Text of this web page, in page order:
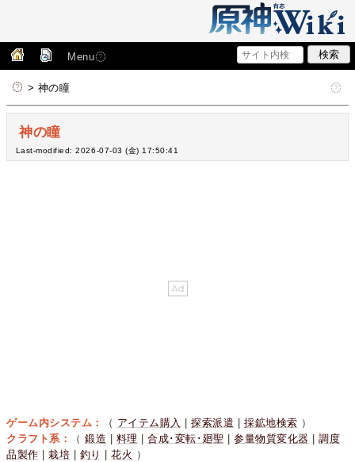
Menu
> 神の瞳
神の瞳
Last-modified: 2026-07-03 (金) 17:50:41
ゲーム内システム： （ アイテム購入 |探索派遣 |採鉱地検索 ）
クラフト系：
（鍛造 料理 |合成･変転･廻聖 |参量物質変化器 |調度
品製作 |栽培 釣り |花火 ）